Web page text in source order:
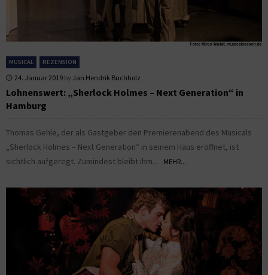
MUSICAL REZENSION
24. Januar 2019 by Jan Hendrik Buchholz
Lohnenswert: „Sherlock Holmes – Next Generation“ in
Hamburg
Thomas Gehle, der als Gastgeber den Premierenabend des Musicals
„Sherlock Holmes – Next Generation“ in seinem Haus eröffnet, ist
sichtlich aufgeregt. Zumindest bleibt ihm...
MEHR...